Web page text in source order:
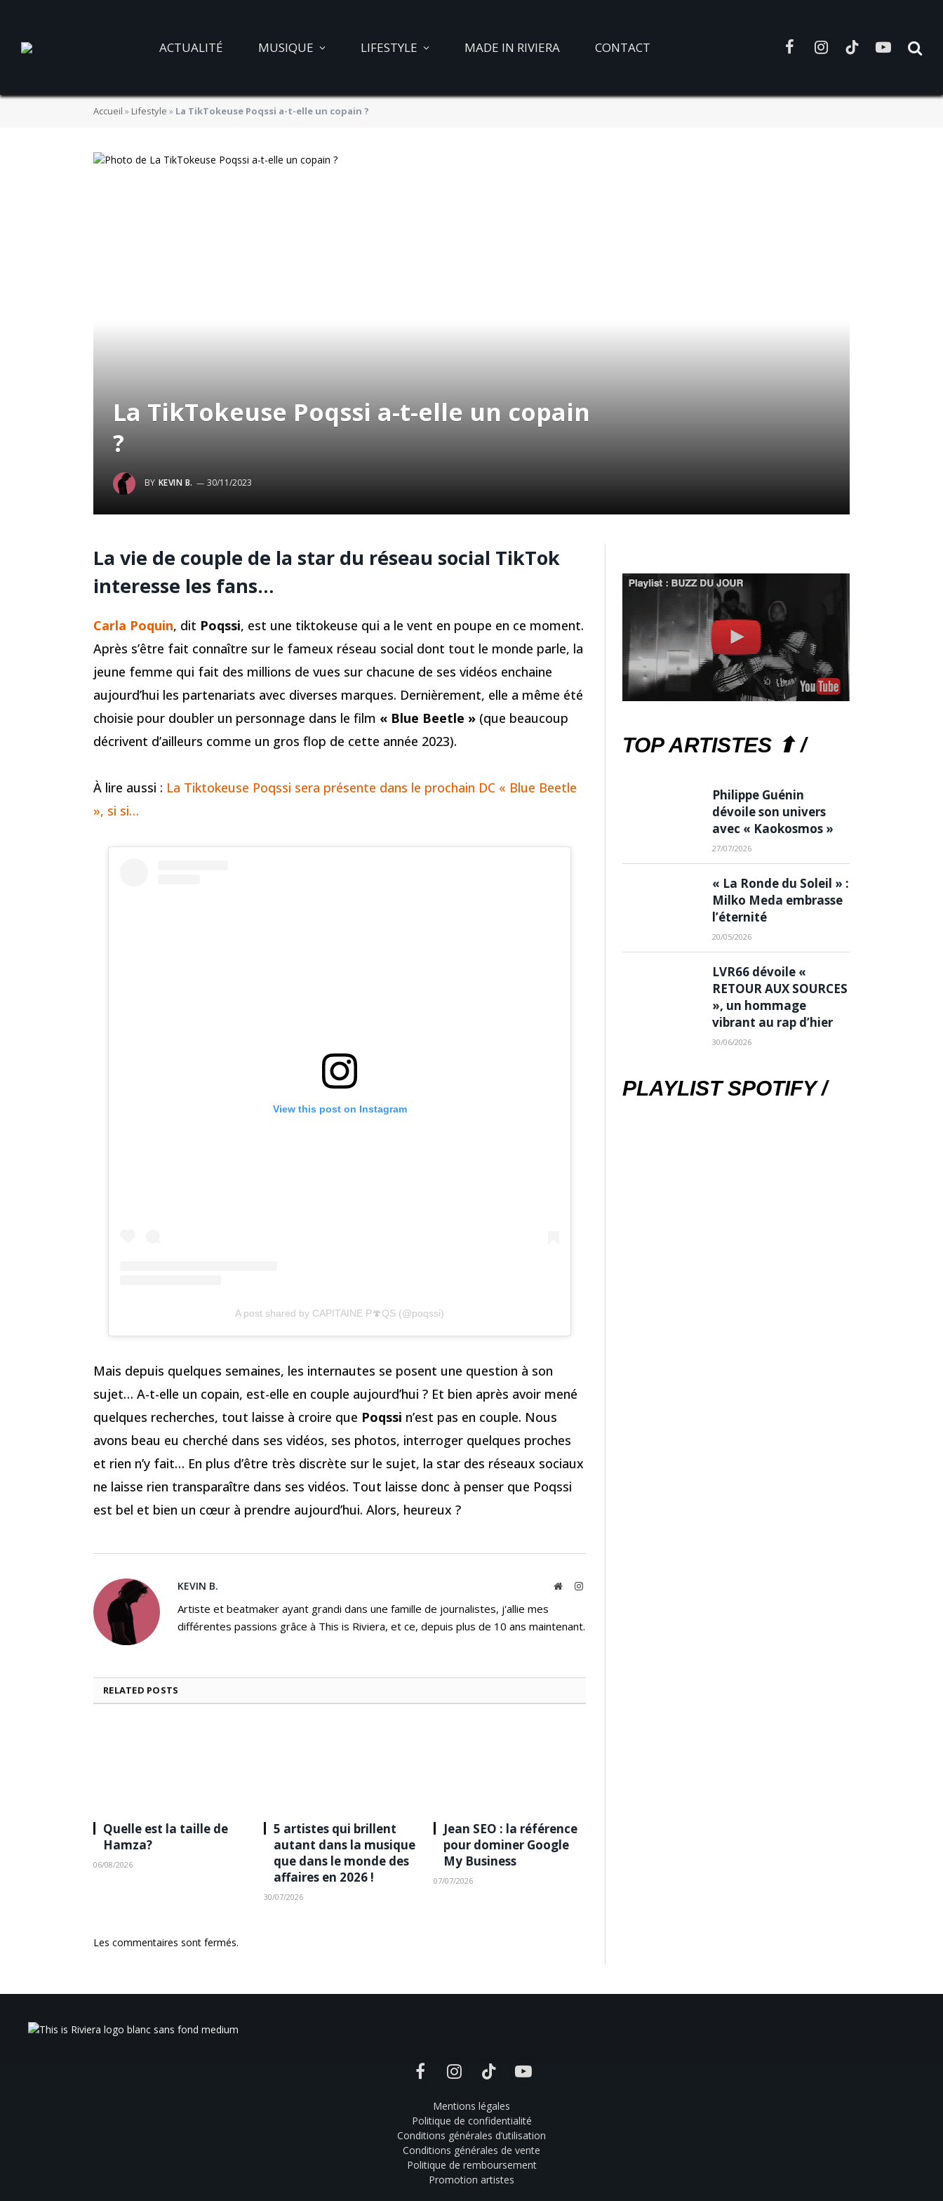
ACTUALITÉ MUSIQUE LIFESTYLE MADE IN RIVIERA CONTACT FacebookInstagramTikTokYouTube
Accueil » Lifestyle » La TikTokeuse Poqssi a-t-elle un copain ?
La TikTokeuse Poqssi a-t-elle un copain
?
BY KEVIN B. 30/11/2023
La vie de couple de la star du réseau social TikTok
interesse les fans…
Carla Poquin, dit Poqssi, est une tiktokeuse qui a le vent en poupe en ce moment.
Après s’être fait connaître sur le fameux réseau social dont tout le monde parle, la
jeune femme qui fait des millions de vues sur chacune de ses vidéos enchaine
aujourd’hui les partenariats avec diverses marques. Dernièrement, elle a même été
choisie pour doubler un personnage dans le film « Blue Beetle » (que beaucoup
décrivent d’ailleurs comme un gros flop de cette année 2023).
À lire aussi : La Tiktokeuse Poqssi sera présente dans le prochain DC « Blue Beetle
», si si…
View this post on Instagram
A post shared by CAPITAINE P🍄QS (@poqssi)
Mais depuis quelques semaines, les internautes se posent une question à son
sujet… A-t-elle un copain, est-elle en couple aujourd’hui ? Et bien après avoir mené
quelques recherches, tout laisse à croire que Poqssi n’est pas en couple. Nous
avons beau eu cherché dans ses vidéos, ses photos, interroger quelques proches
et rien n’y fait… En plus d’être très discrète sur le sujet, la star des réseaux sociaux
ne laisse rien transparaître dans ses vidéos. Tout laisse donc à penser que Poqssi
est bel et bien un cœur à prendre aujourd’hui. Alors, heureux ?
KEVIN B. WebsiteInstagram
Artiste et beatmaker ayant grandi dans une famille de journalistes, j'allie mes
différentes passions grâce à This is Riviera, et ce, depuis plus de 10 ans maintenant.
RELATED POSTS
Quelle est la taille de
Hamza?
06/08/2026
5 artistes qui brillent
autant dans la musique
que dans le monde des
affaires en 2026 !
30/07/2026
Jean SEO : la référence
pour dominer Google
My Business
07/07/2026
Les commentaires sont fermés.
TOP ARTISTES ⬆ /
Philippe Guénin
dévoile son univers
avec « Kaokosmos »
27/07/2026
« La Ronde du Soleil » :
Milko Meda embrasse
l’éternité
20/05/2026
LVR66 dévoile «
RETOUR AUX SOURCES
», un hommage
vibrant au rap d’hier
30/06/2026
PLAYLIST SPOTIFY /
FacebookInstagramTikTok YouTube
Mentions légales
Politique de confidentialité
Conditions générales d’utilisation
Conditions générales de vente
Politique de remboursement
Promotion artistes